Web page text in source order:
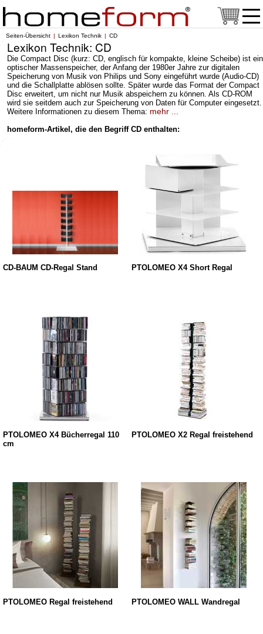
Seiten-Übersicht Lexikon Technik CD
Lexikon Technik: CD
Die Compact Disc (kurz: CD, englisch für kompakte, kleine Scheibe) ist ein
optischer Massenspeicher, der Anfang der 1980er Jahre zur digitalen
Speicherung von Musik von Philips und Sony eingeführt wurde (Audio-CD)
und die Schallplatte ablösen sollte. Später wurde das Format der Compact
Disc erweitert, um nicht nur Musik abspeichern zu können. Als CD-ROM
wird sie seitdem auch zur Speicherung von Daten für Computer eingesetzt.
Weitere Informationen zu diesem Thema: mehr ...
homeform-Artikel, die den Begriff CD enthalten:
CD-BAUM CD-Regal Stand PTOLOMEO X4 Short Regal
PTOLOMEO X4 Bücherregal 110
cm
PTOLOMEO X2 Regal freistehend
PTOLOMEO Regal freistehend PTOLOMEO WALL Wandregal